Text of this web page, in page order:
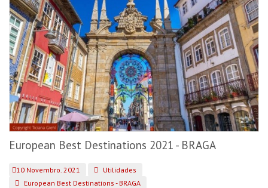
European Best Destinations 2021 - BRAGA
10 Novembro. 2021
Utilidades
European Best Destinations - BRAGA